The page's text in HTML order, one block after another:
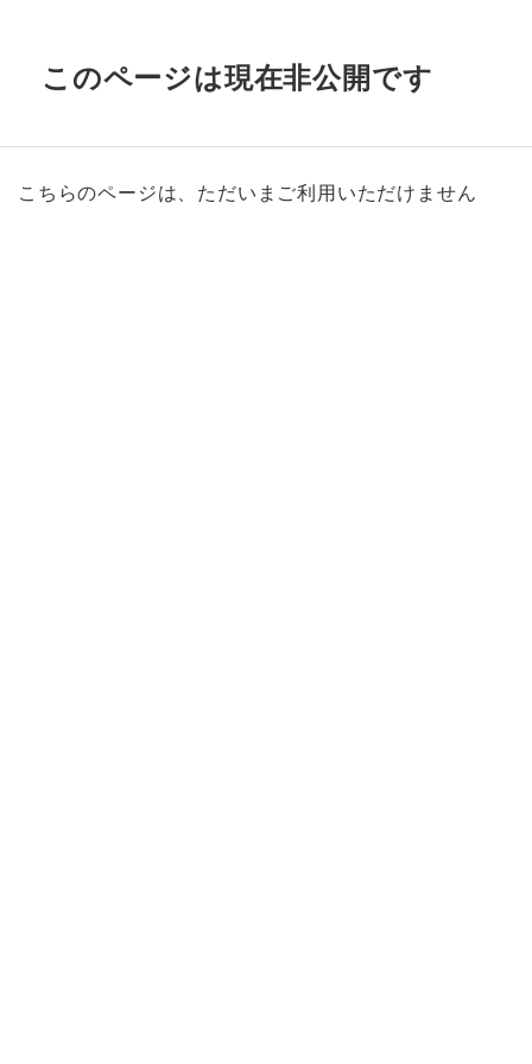
このページは現在非公開です
こちらのページは、ただいまご利用いただけません